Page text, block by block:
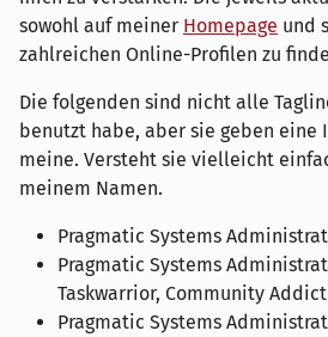
sowohl auf meiner Homepage und
zahlreichen Online-Profilen zu
Die folgenden sind nicht alle
benutzt habe, aber sie geben eine
meine. Versteht sie vielleicht
meinem Namen.
Pragmatic Systems
Pragmatic Systems
Taskwarrior, Community Addict
Pragmatic Systems